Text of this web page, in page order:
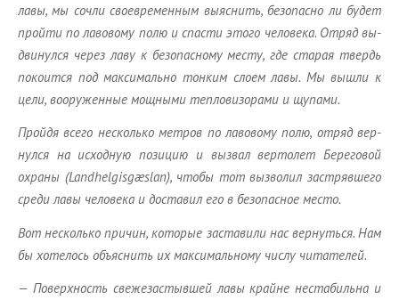
лавы, мы сочли свое­вре­мен­ным вы­яс­нить, без­опас­но ли будет
прой­ти по ла­во­во­му полю и спа­сти этого че­ло­ве­ка. Отряд вы­
дви­нул­ся через лаву к без­опас­но­му месту, где ста­рая твердь
по­ко­ит­ся под мак­си­маль­но тон­ким слоем лавы. Мы вышли к
цели, во­ору­жен­ные мощ­ны­ми теп­ло­ви­зо­ра­ми и щу­па­ми.
Прой­дя всего несколь­ко мет­ров по ла­во­во­му полю, отряд вер­
нул­ся на ис­ход­ную по­зи­цию и вы­звал вер­то­лет Бе­ре­го­вой
охра­ны (Landhelgisgæslan), чтобы тот выз­во­лил за­стряв­ше­го
среди лавы че­ло­ве­ка и до­ста­вил его в без­опас­ное место.
Вот несколь­ко при­чин, ко­то­рые за­ста­ви­ли нас вер­нуть­ся. Нам
бы хо­те­лось объ­яс­нить их мак­си­маль­но­му числу чи­та­те­лей.
— По­верх­ность све­же­за­стыв­шей лавы крайне неста­биль­на и